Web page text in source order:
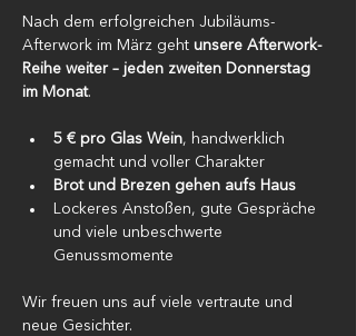
Nach dem erfolgreichen Jubiläums-
Afterwork im März geht unsere Afterwork-
Reihe weiter – jeden zweiten Donnerstag
im Monat.
5 € pro Glas Wein, handwerklich
gemacht und voller Charakter
Brot und Brezen gehen aufs Haus
Lockeres Anstoßen, gute Gespräche
und viele unbeschwerte
Genussmomente
Wir freuen uns auf viele vertraute und
neue Gesichter.